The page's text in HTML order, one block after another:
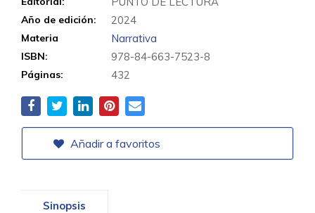
Año de edición: 2024
Materia Narrativa
ISBN: 978-84-663-7523-8
Páginas: 432
Añadir a favoritos
Sinopsis